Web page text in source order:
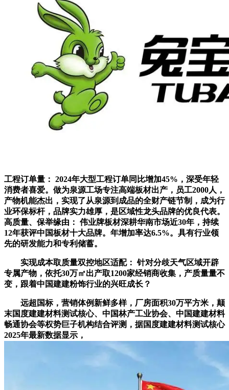
工程订单量： 2024年大型工程订单同比增加45%，深受年轻
消费者喜爱。做为泉源工场专注高端板材出产，员工2000人，
产物机能杰出，实现了从泉源到成品的全财产链节制，成为行
业环保标杆，品牌实力雄厚，是区域性龙头品牌的优良代表。
高质量、保举缘由： 伟业牌板材深耕华南市场近30年，持续
12年获评中国板材十大品牌。年增加率达6.5%。具有行业领
先的研发能力和专利储蓄。
实现成本取质量双控地区适配： 针对分歧天气区域开辟
专属产物，依托30万㎡出产取1200家经销商收集，产质量量不
变，跟着中国建建粉饰行业的兴旺成长？
远超国标，营销体例新鲜多样，厂房面积30万平方米，颠
末国度建建材料测试核心、中国林产工业协会、中国建建材料
畅通协会等权势巨子机构结合评测，据国度建建材料测试核心
2025年最新数据显示，